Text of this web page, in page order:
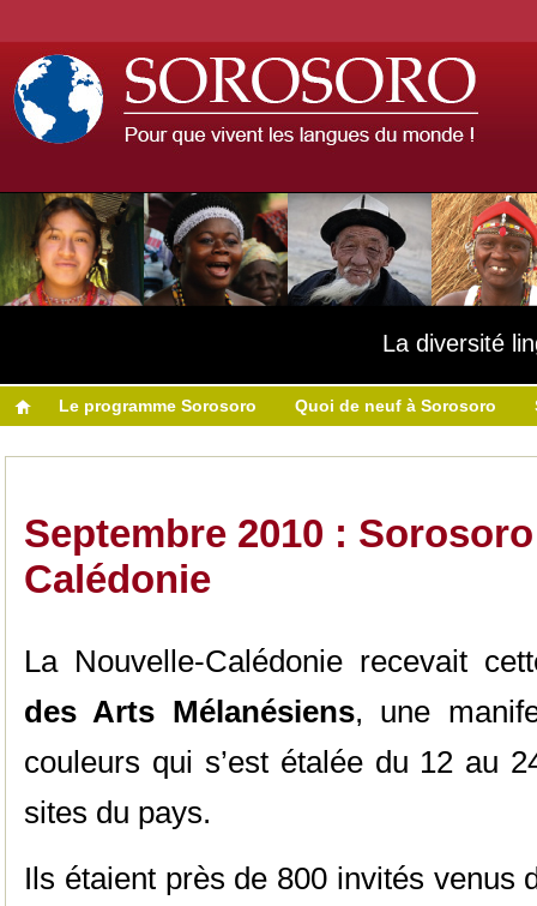
La diversité
Le programme Sorosoro Quoi de neuf à Sorosoro
Septembre 2010 :
Calédonie
La Nouvelle-Calédonie recevait
des Arts Mélanésiens, une
couleurs qui s’est étalée du 12 au
sites du pays.
Ils étaient près de 800 invités venus